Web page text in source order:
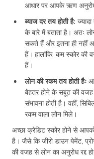
आधार पर आपके ऋण
ब्याज दर तय होती है: ज्यादा
के बारे में बताता है। अतः
सकते हैं और इतना ही नहीं
हैं। हालांकि, कम स्कोर की
हैं।
लोन की रकम तय होती हैः
बेहतर होने के सबूत की वजह
संभावना होती है। वहीं,
रकम वाला लोन मिले।
अच्छा क्रेडिट स्कोर होने से
है। जैसे कि जीरो डाउन पेमेंट,
की वजह से लोन का अनुरोध रद्द